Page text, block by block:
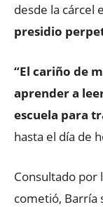
desde la cárcel
presidio
“El cariño de
aprender a
escuela para
hasta el día de
Consultado por
cometió, Barría